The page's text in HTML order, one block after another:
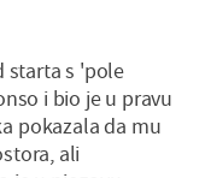
starta s 'pole
i bio je u pravu
pokazala da mu
ali